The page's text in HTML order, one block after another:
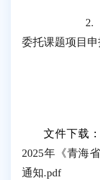
2.
委托课题项目申
文件下载：
2025年《青海
通知.pdf